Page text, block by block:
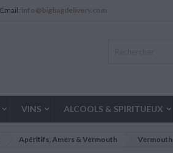
Email: info@bigbagdelivery.com
VINS ALCOOLS & SPIRITUEUX
Apéritifs, Amers & Vermouth Vermouth